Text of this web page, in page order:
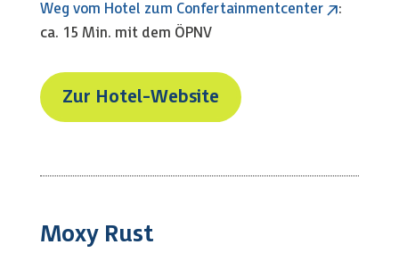
Weg vom Hotel zum Confertainmentcenter
:
ca. 15 Min. mit dem ÖPNV
Zur Hotel-Website
Moxy Rust